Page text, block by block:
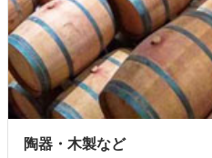
陶器・木製など